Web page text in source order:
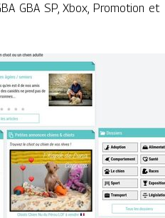
GBA SP, Xbox, Promotion et